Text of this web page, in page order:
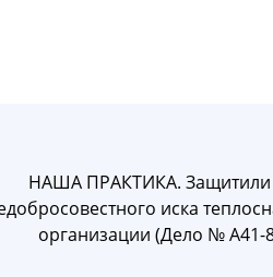
НАША ПРАКТИКА. Защитили
иска
организации (Дело № А41-